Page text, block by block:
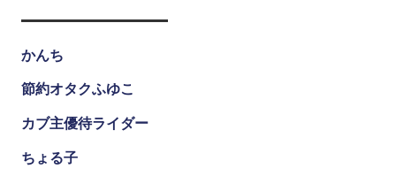
かんち
節約オタクふゆこ
カブ主優待ライダー
ちょる子